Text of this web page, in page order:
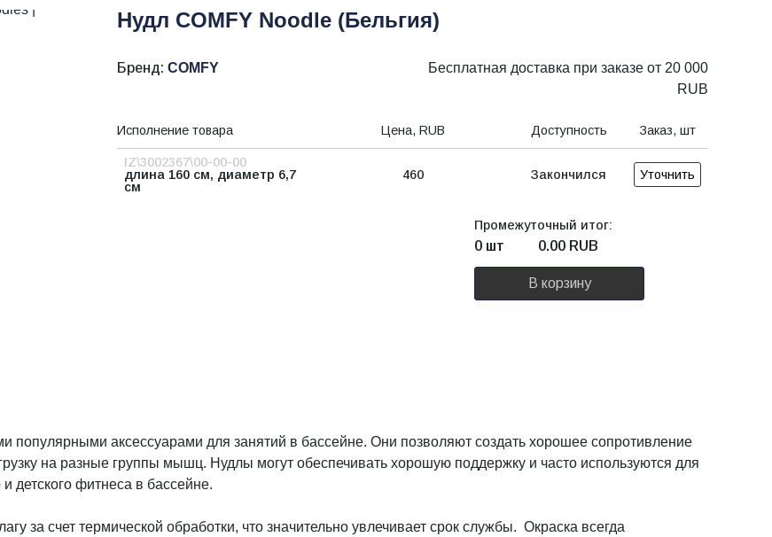
Нудл COMFY Noodle (Бельгия)
Бренд: COMFY
Бесплатная доставка при заказе от 20 000
RUB
Исполнение товара Цена, RUB Доступность Заказ, шт
IZ\3002367\00-00-00
длина 160 см, диаметр 6,7
см
460 Закончился Уточнить
Промежуточный итог:
0 шт 0.00 RUB
В корзину
аксессуарами для занятий в бассейне. Они позволяют создать хорошее сопротивление
на разные группы мышц. Нудлы могут обеспечивать хорошую поддержку и часто используются для
детского фитнеса в бассейне.
за счет термической обработки, что значительно увлечивает срок службы. Окраска всегда